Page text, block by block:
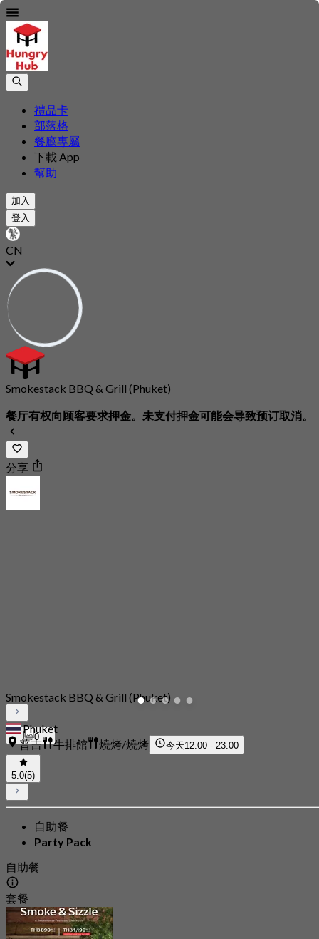
禮品卡
部落格
餐廳專屬
下載 App
幫助
加入
登入
CN
Smokestack BBQ & Grill (Phuket)
餐厅有权向顾客要求押金。未支付押金可能会导致预订取消。
分享
0
Smokestack BBQ & Grill (Phuket)
Phuket
普吉
牛排館 燒烤/燒烤 今天12:00 - 23:00
5.0(5)
自助餐
Party Pack
自助餐
套餐